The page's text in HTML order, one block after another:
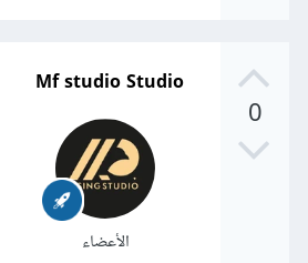
0
Mf studio Studio
الأعضاء